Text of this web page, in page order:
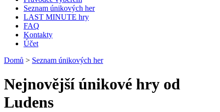
Seznam únikových her
LAST MINUTE hry
FAQ
Kontakty
Účet
Domů > Seznam únikových her
Nejnovější únikové hry od
Ludens